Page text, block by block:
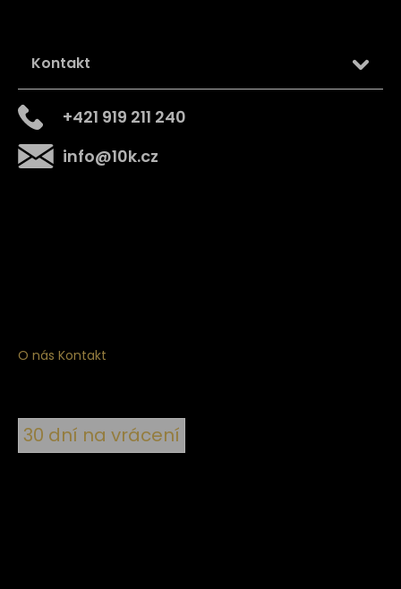
Kontakt
info@10k.cz
+421 919 211 240
O nás Kontakt
30 dní na vrácení